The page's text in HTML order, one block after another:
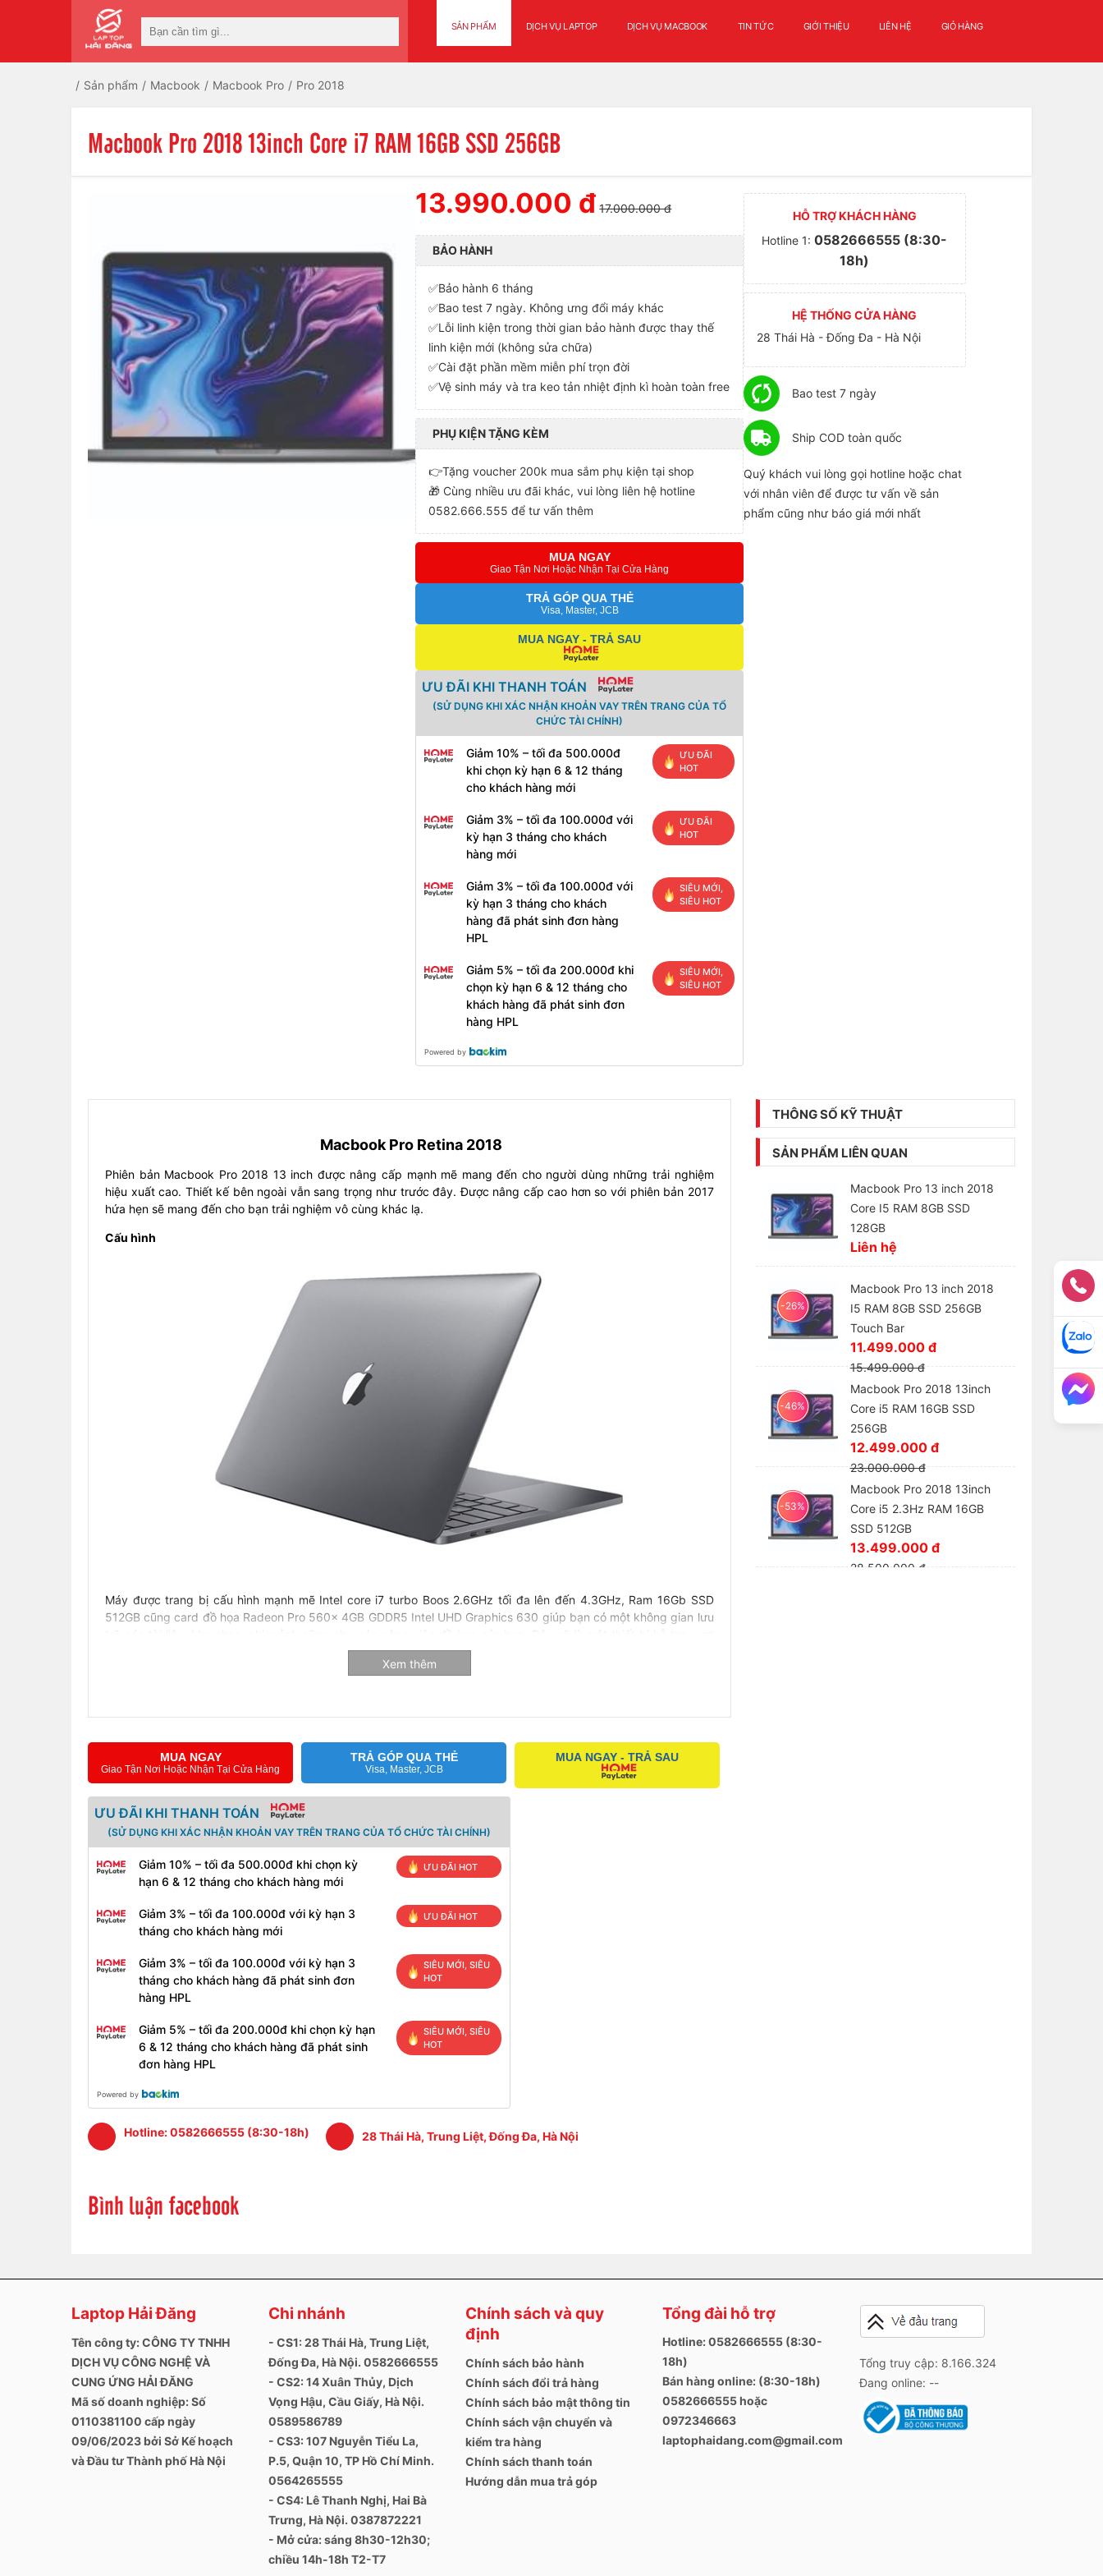
SẢN PHẨM DỊCH VỤ LAPTOP DỊCH VỤ MACBOOK TIN TỨC GIỚI THIỆU LIÊN HỆ GIỎ HÀNG
Sản phẩm Macbook Macbook Pro Pro 2018
Macbook Pro 2018 13inch Core i7 RAM 16GB SSD 256GB
13.990.000 đ 17.000.000 đ
BẢO HÀNH
✅Bảo hành 6 tháng
✅Bao test 7 ngày. Không ưng đổi máy khác
✅Lỗi linh kiện trong thời gian bảo hành được thay thế
linh kiện mới (không sửa chữa)
✅Cài đặt phần mềm miễn phí trọn đời
✅Vệ sinh máy và tra keo tản nhiệt định kì hoàn toàn free
PHỤ KIỆN TẶNG KÈM
👉Tặng voucher 200k mua sắm phụ kiện tại shop
🎁 Cùng nhiều ưu đãi khác, vui lòng liên hệ hotline
0582.666.555 để tư vấn thêm
MUA NGAY
Giao Tận Nơi Hoặc Nhận Tại Cửa Hàng
TRẢ GÓP QUA THẺ
Visa, Master, JCB
MUA NGAY - TRẢ SAU
ƯU ĐÃI KHI THANH TOÁN
(SỬ DỤNG KHI XÁC NHẬN KHOẢN VAY TRÊN TRANG CỦA TỔ
CHỨC TÀI CHÍNH)
Giảm 10% – tối đa 500.000đ
khi chọn kỳ hạn 6 & 12 tháng
cho khách hàng mới
ƯU ĐÃI
HOT
Giảm 3% – tối đa 100.000đ với
kỳ hạn 3 tháng cho khách
hàng mới
ƯU ĐÃI
HOT
Giảm 3% – tối đa 100.000đ với
kỳ hạn 3 tháng cho khách
hàng đã phát sinh đơn hàng
HPL
SIÊU MỚI,
SIÊU HOT
Giảm 5% – tối đa 200.000đ khi
chọn kỳ hạn 6 & 12 tháng cho
khách hàng đã phát sinh đơn
hàng HPL
SIÊU MỚI,
SIÊU HOT
Powered by
HỖ TRỢ KHÁCH HÀNG
Hotline 1:0582666555 (8:30-
18h)
HỆ THỐNG CỬA HÀNG
28 Thái Hà - Đống Đa - Hà Nội
Bao test 7 ngày
Ship COD toàn quốc
Quý khách vui lòng gọi hotline hoặc chat
với nhân viên để được tư vấn về sản
phẩm cũng như báo giá mới nhất
Macbook Pro Retina 2018
Phiên bản Macbook Pro 2018 13 inch được nâng cấp mạnh mẽ mang đến cho người dùng những trải nghiệm
hiệu xuất cao. Thiết kế bên ngoài vẫn sang trọng như trước đây. Được nâng cấp cao hơn so với phiên bản 2017
hứa hẹn sẽ mang đến cho bạn trải nghiệm vô cùng khác lạ.
Cấu hình
Máy được trang bị cấu hình mạnh mẽ Intel core i7 turbo Boos 2.6GHz tối đa lên đến 4.3GHz, Ram 16Gb SSD
512GB cũng card đồ họa Radeon Pro 560x 4GB GDDR5 Intel UHD Graphics 630 giúp bạn có một không gian lưu
trột cho những công việc của bạn trở lên thuận lợi và dễ dàng hơn bao giờ hết.
Phiên bản 2018 sử dụng chip 6 nhân Intel core i7 thế hệ 8 giúp bạn cải thiện tốc độ tổng thể hơn 29% so với thế
Màn hình mới vẫn hỗ trợ Profile màu P3 với nhiều màu hơn 25% so với sRGB, nó có độ sáng tối đa là 500 nit, độ
phân giải không đổi so với trước là 2880 x 1800. Màn hình Retina được trang bị cho macbook Pro đem lại cho
bạn những trải nghiệm hiển thị hình ảnh tốt nhất. Tích hợp đèn LED sáng và tỷ lệ tương phản cao, mang lại chuẩn
màu đen đập và màu trắng sáng, mang lại trải nghiệm tự nhiên hơn cho người dùng.
Bàn phím
Touch Bar
Âm thanh được trang bị cân bằng, âm thanh trung thực cao, có khả năng cung cấp các cấp độ nghe mới với dải
âm thanh rộng và nhiều âm trầm hơn cho sự bùng nổ tối đa. Và các loa được kết nối trực tiếp với hệ thống điện,
cho phép khuếch đại đỉnh cao hơn. Vì vậy, bạn có thể kết hợp nghe một bản nhạc khi đang làm công việc khác
trên macbook, hay thưởng thức những thước phim đi kèm âm thanh chân thực nhất.
Xem thêm
THÔNG SỐ KỸ THUẬT
SẢN PHẨM LIÊN QUAN
Macbook Pro 13 inch 2018
Core I5 RAM 8GB SSD
128GB
Liên hệ
-26%
Macbook Pro 13 inch 2018
I5 RAM 8GB SSD 256GB
Touch Bar
11.499.000 đ
15.499.000 đ
-46%
Macbook Pro 2018 13inch
Core i5 RAM 16GB SSD
256GB
12.499.000 đ
23.000.000 đ
-53%
Macbook Pro 2018 13inch
Core i5 2.3Hz RAM 16GB
SSD 512GB
13.499.000 đ
28.500.000 đ
MUA NGAY
Giao Tận Nơi Hoặc Nhận Tại Cửa Hàng
TRẢ GÓP QUA THẺ
Visa, Master, JCB
MUA NGAY - TRẢ SAU
ƯU ĐÃI KHI THANH TOÁN
(SỬ DỤNG KHI XÁC NHẬN KHOẢN VAY TRÊN TRANG CỦA TỔ CHỨC TÀI CHÍNH)
Giảm 10% – tối đa 500.000đ khi chọn kỳ
hạn 6 & 12 tháng cho khách hàng mới
ƯU ĐÃI HOT
Giảm 3% – tối đa 100.000đ với kỳ hạn 3
tháng cho khách hàng mới
ƯU ĐÃI HOT
Giảm 3% – tối đa 100.000đ với kỳ hạn 3
tháng cho khách hàng đã phát sinh đơn
hàng HPL
SIÊU MỚI, SIÊU
HOT
Giảm 5% – tối đa 200.000đ khi chọn kỳ hạn
6 & 12 tháng cho khách hàng đã phát sinh
đơn hàng HPL
SIÊU MỚI, SIÊU
HOT
Powered by
Hotline:0582666555 (8:30-18h) 28 Thái Hà, Trung Liệt, Đống Đa, Hà Nội
Bình luận facebook
Laptop Hải Đăng
Tên công ty: CÔNG TY TNHH
DỊCH VỤ CÔNG NGHỆ VÀ
CUNG ỨNG HẢI ĐĂNG
Mã số doanh nghiệp: Số
0110381100 cấp ngày
09/06/2023 bởi Sở Kế hoạch
và Đầu tư Thành phố Hà Nội
Chi nhánh
- CS1: 28 Thái Hà, Trung Liệt,
Đống Đa, Hà Nội. 0582666555
- CS2: 14 Xuân Thủy, Dịch
Vọng Hậu, Cầu Giấy, Hà Nội.
0589586789
- CS3: 107 Nguyễn Tiểu La,
P.5, Quận 10, TP Hồ Chí Minh.
0564265555
- CS4: Lê Thanh Nghị, Hai Bà
Trưng, Hà Nội. 0387872221
- Mở cửa: sáng 8h30-12h30;
chiều 14h-18h T2-T7
Chính sách và quy
định
Chính sách bảo hành
Chính sách đổi trả hàng
Chính sách bảo mật thông tin
Chính sách vận chuyển và
kiểm tra hàng
Chính sách thanh toán
Hướng dẫn mua trả góp
Tổng đài hỗ trợ
Hotline: 0582666555 (8:30-
18h)
Bán hàng online: (8:30-18h)
0582666555 hoặc
0972346663
laptophaidang.com@gmail.com
Tổng truy cập: 8.166.324
Đang online: --